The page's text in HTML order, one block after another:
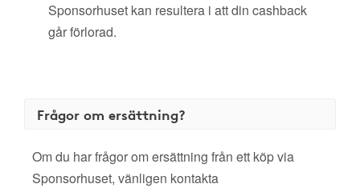
Sponsorhuset kan resultera i att din cashback
går förlorad.
Frågor om ersättning?
Om du har frågor om ersättning från ett köp via
Sponsorhuset, vänligen kontakta